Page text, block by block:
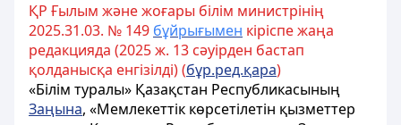
ҚР Ғылым және жоғары білім министрінің
2025.31.03. № 149 бұйрығымен кіріспе жаңа
редакцияда (2025 ж. 13 сәуірден бастап
қолданысқа енгізілді)(бұр.ред.қара)
«Білім туралы» Қазақстан Республикасының
Заңына, «Мемлекеттік көрсетілетін қызметтер